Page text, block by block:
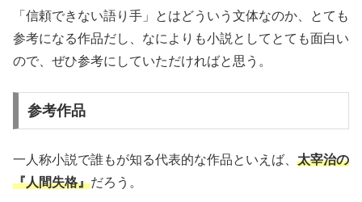
「信頼できない語り手」とはどういう文体なのか、とても
参考になる作品だし、なによりも小説としてとても面白い
ので、ぜひ参考にしていただければと思う。
参考作品
一人称小説で誰もが知る代表的な作品といえば、 太宰治の
『人間失格』だろう。